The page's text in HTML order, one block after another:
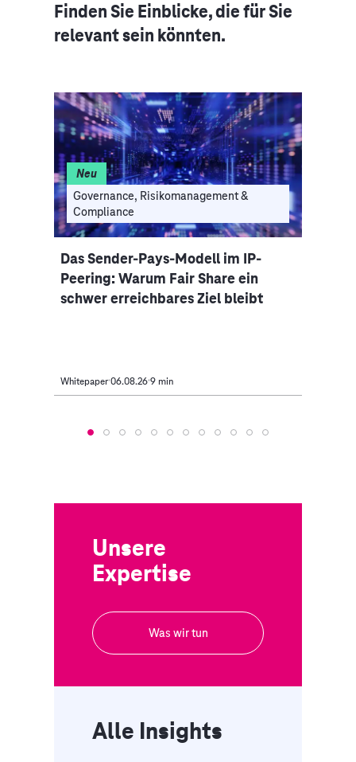
Finden Sie Einblicke, die für Sie
relevant sein könnten.
Governance, Risikomanagement &
Compliance
Neu
Das Sender-Pays-Modell im IP-
Peering: Warum Fair Share ein
schwer erreichbares Ziel bleibt
Whitepaper 06.08.26 9 min
Unsere
Expertise
Was wir tun
Alle Insights